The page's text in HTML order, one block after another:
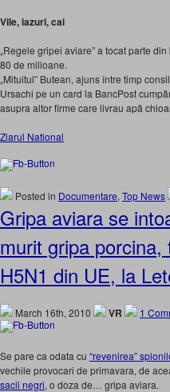
Vile, iazuri, cai
„Regele gripei aviare” a tocat parte
80 de milioane.
„Mituitul” Butean, ajuns între timp
Ursachi pe un card la BancPost
asupra altor firme care livrau apă
Ziarul National
Posted in Documentare, Top News
Gripa aviara se
murit gripa
H5N1 din UE, la
March 16th, 2010 VR 1
Se pare ca odata cu “revenirea”
vechile provocari de primavara, de
sacii negri, o doza de… gripa aviara.